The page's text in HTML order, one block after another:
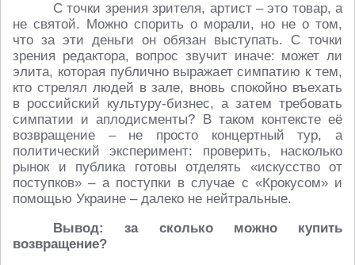
С точки зрения зрителя, артист – это товар, а
не святой. Можно спорить о морали, но не о том,
что за эти деньги он обязан выступать. С точки
зрения редактора, вопрос звучит иначе: может ли
элита, которая публично выражает симпатию к тем,
кто стрелял людей в зале, вновь спокойно въехать
в российский культуру‑бизнес, а затем требовать
симпатии и аплодисменты? В таком контексте её
возвращение – не просто концертный тур, а
политический эксперимент: проверить, насколько
рынок и публика готовы отделять «искусство от
поступков» – а поступки в случае с «Крокусом» и
помощью Украине – далеко не нейтральные.
Вывод: за сколько можно купить
возвращение?